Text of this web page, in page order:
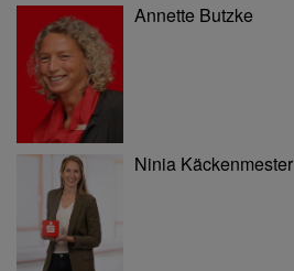
Annette Butzke
Ninia Käckenmester